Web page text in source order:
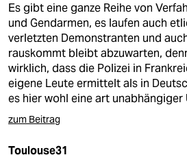
Es gibt eine ganze Reihe von
und Gendarmen, es laufen auch
verletzten Demonstranten und
rauskommt bleibt abzuwarten,
wirklich, dass die Polizei in
eigene Leute ermittelt als in
es hier wohl eine art unabhängiger
zum Beitrag
Toulouse31